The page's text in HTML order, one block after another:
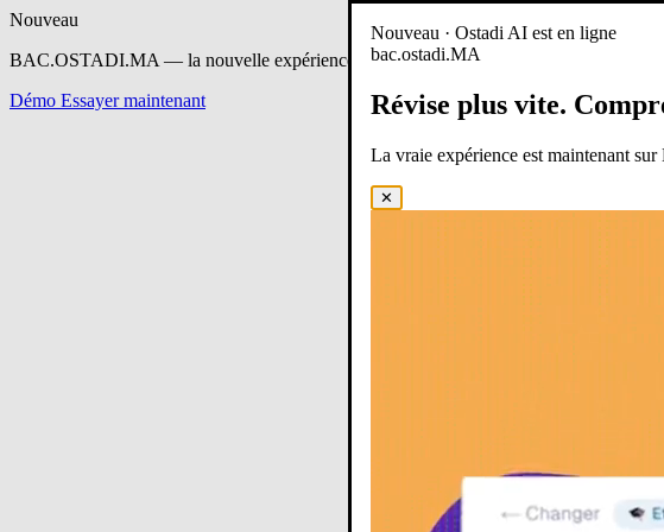
Nouveau
BAC.OSTADI.MA — la nouvelle expérience d’apprentissage est en ligne
Démo Essayer maintenant
Nouveau · Ostadi AI est en ligne
bac.ostadi.MA
Révise plus vite.
La vraie expérience est maintenant
✕